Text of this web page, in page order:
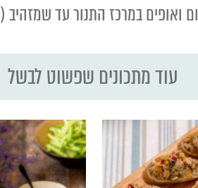
עד שמזהיב (15 דקות לשבלולים בודדים).
עוד מתכונים שפשוט לבשל